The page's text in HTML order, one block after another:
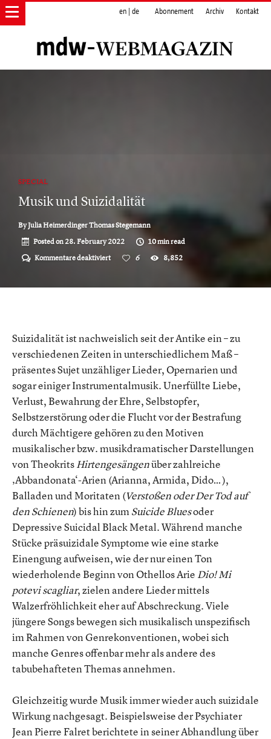
en de Abonnement Archiv Kontakt
SPECIAL
Musik und Suizidalität
ByJulia Heimerdinger Thomas Stegemann
Posted on28. February 2022
10 min read
Kommentare deaktiviertfür
Suizidalität
6 8,852
Suizidalität ist nachweislich seit der Antike ein – zu
verschiedenen Zeiten in unterschiedlichem Maß –
präsentes Sujet unzähliger Lieder, Opernarien und
sogar einiger Instrumentalmusik. Unerfüllte Liebe,
Verlust, Bewahrung der Ehre, Selbstopfer,
Selbstzerstörung oder die Flucht vor der Bestrafung
durch Mächtigere gehören zu den Motiven
musikalischer bzw. musikdramatischer Darstellungen
von TheokritsHirtengesängenüber zahlreiche
‚Abbandonata‘-Arien (Arianna, Armida, Dido… ),
Balladen und Moritaten (Verstoßen oder Der Tod auf
den Schienen) bis hin zumSuicide Bluesoder
Depressive Suicidal Black Metal. Während manche
Stücke präsuizidale Symptome wie eine starke
Einengung aufweisen, wie der nur einen Ton
wiederholende Beginn von Othellos Arie Dio! Mi
potevi scagliar, zielen andere Lieder mittels
Walzerfröhlichkeit eher auf Abschreckung. Viele
jüngere Songs bewegen sich musikalisch unspezifisch
im Rahmen von Genrekonventionen, wobei sich
manche Genres offenbar mehr als andere des
tabubehafteten Themas annehmen.
Gleichzeitig wurde Musik immer wieder auch suizidale
Wirkung nachgesagt. Beispielsweise der Psychiater
Jean Pierre Falret berichtete in seiner Abhandlung über